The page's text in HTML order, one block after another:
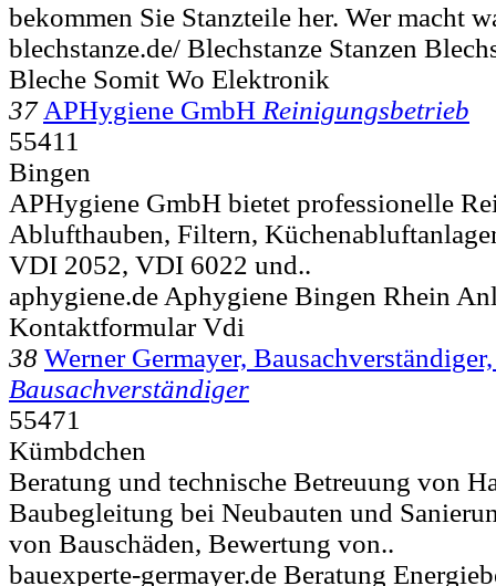
bekommen Sie Stanzteile her. Wer macht
blechstanze.de/ Blechstanze Stanzen
Bleche Somit Wo Elektronik
37 APHygiene GmbH Reinigungsbetrieb
55411
Bingen
APHygiene GmbH bietet professionelle
Ablufthauben, Filtern,
VDI 2052, VDI 6022 und..
aphygiene.de Aphygiene Bingen Rhein
Kontaktformular Vdi
38 Werner Germayer,
Bausachverständiger
55471
Kümbdchen
Beratung und technische Betreuung von
Baubegleitung bei Neubauten und
von Bauschäden, Bewertung von..
bauexperte-germayer.de Beratung